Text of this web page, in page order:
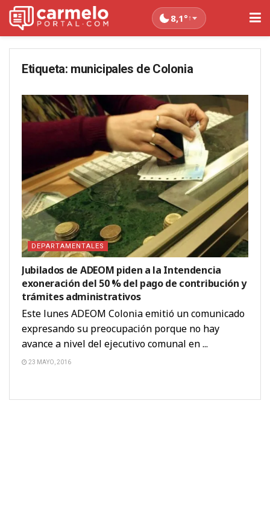
8,1°↑
Etiqueta: municipales de Colonia
DEPARTAMENTALES
Jubilados de ADEOM piden a la Intendencia
exoneración del 50 % del pago de contribución y
trámites administrativos
Este lunes ADEOM Colonia emitió un comunicado
expresando su preocupación porque no hay
avance a nivel del ejecutivo comunal en ...
23 MAYO, 2016